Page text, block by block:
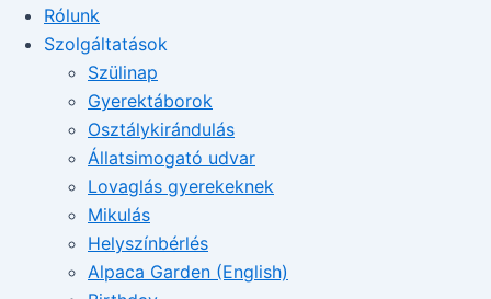
Rólunk
Szolgáltatások
Szülinap
Gyerektáborok
Osztálykirándulás
Állatsimogató udvar
Lovaglás gyerekeknek
Mikulás
Helyszínbérlés
Alpaca Garden (English)